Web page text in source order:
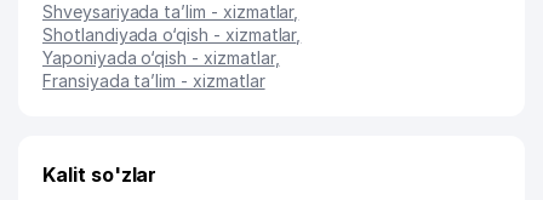
Shveysariyada ta’lim - xizmatlar,
Shotlandiyada o‘qish - xizmatlar,
Yaponiyada o‘qish - xizmatlar,
Fransiyada ta’lim - xizmatlar
Kalit so'zlar